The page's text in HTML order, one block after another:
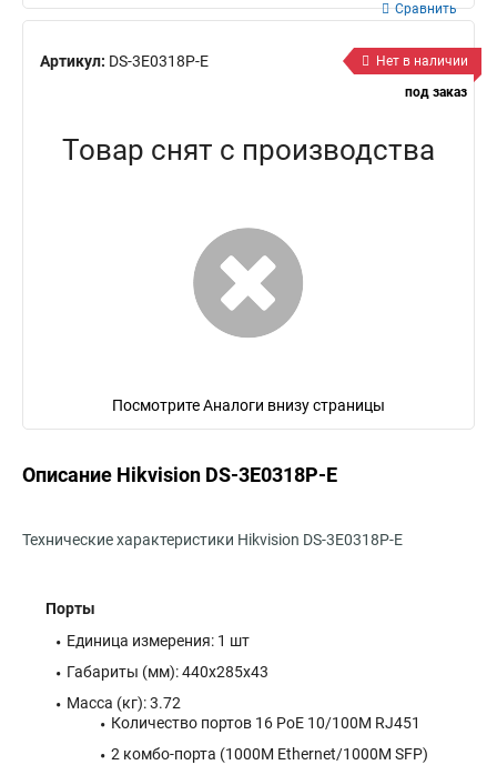
Артикул: DS-3E0318P-E
Сравнить
Нет в наличии
под заказ
Товар снят с производства
Посмотрите Аналоги внизу страницы
Описание Hikvision DS-3E0318P-E
Технические характеристики Hikvision DS-3E0318P-E
Порты
Единица измерения: 1 шт
Габариты (мм): 440x285x43
Масса (кг): 3.72
Количество портов 16 PoE 10/100M RJ451
2 комбо-порта (1000М Ethernet/1000M SFP)